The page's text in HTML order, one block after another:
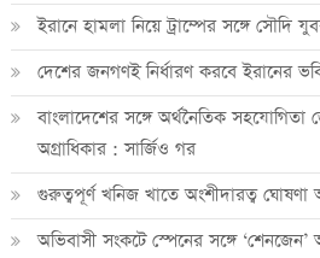
ইরানে হামলা নিয়ে ট্রাম্পের সঙ্গে সৌদি
দেশের জনগণই নির্ধারণ করবে ইরানের
বাংলাদেশের সঙ্গে অর্থনৈতিক সহযোগিতা
অগ্রাধিকার : সার্জিও গর
গুরুত্বপূর্ণ খনিজ খাতে অংশীদারত্ব ঘোষণা
অভিবাসী সংকটে স্পেনের সঙ্গে ‘শেনজেন’